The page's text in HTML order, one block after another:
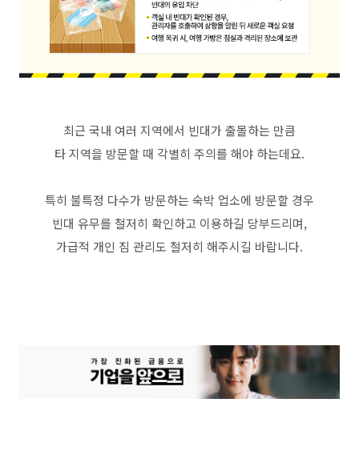
최근 국내 여러 지역에서 빈대가 출몰하는 만큼
타 지역을 방문할 때 각별히 주의를 해야 하는데요.
특히 불특정 다수가 방문하는 숙박 업소에 방문할 경우
빈대 유무를 철저히 확인하고 이용하길 당부드리며,
가급적 개인 짐 관리도 철저히 해주시길 바랍니다.